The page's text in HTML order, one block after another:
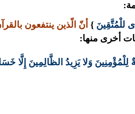
للْمُتَّقِينَ } أنّ الّذين ينتفعون
أخرى منها:
وَلا يَزِيدُ الظَّالِمِينَ إِلَّا